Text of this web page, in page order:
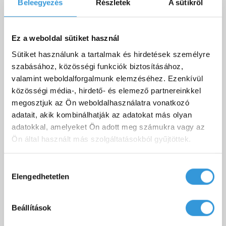
Beleegyezés Részletek A sütikről
Ez a weboldal sütiket használ
Sütiket használunk a tartalmak és hirdetések személyre
szabásához, közösségi funkciók biztosításához,
valamint weboldalforgalmunk elemzéséhez. Ezenkívül
közösségi média-, hirdető- és elemező partnereinkkel
megosztjuk az Ön weboldalhasználatra vonatkozó
adatait, akik kombinálhatják az adatokat más olyan
adatokkal, amelyeket Ön adott meg számukra vagy az
Ön által használt más szolgáltatásokból gyűjtöttek.
kiválasztása
Elengedhetetlen
Beállítások
Az aszimmetrikus előnyei közé tartozik, hogy
kínálhat. Létezik íves sarokkád is, aminél a fal
menti szárakat lezáró kádfal nem egyenes, de
találhat szögletes sarokkádakat is.
Mikor érdemes sarokkádat
vásárolni?
Egy ingatlan építésekor vagy fürdőszoba-
lehetőségeit. Akkor is felmerülhet azonban az
igény egy sarokkádra, ha a régi kádat szeretnénk
illeszkedik az igényeinkhez. Ahogyan az a